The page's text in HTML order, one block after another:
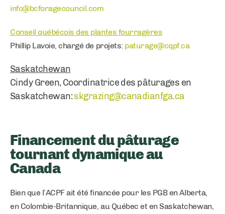
info@bcforagecouncil.com
Conseil québécois des plantes fourragères
Phillip Lavoie, chargé de projets: paturage@cqpf.ca
Saskatchewan
Cindy Green, Coordinatrice des pâturages en
Saskatchewan:skgrazing@canadianfga.ca
Financement du pâturage
tournant dynamique au
Canada
Bien que l’ACPF ait été financée pour les PGB en Alberta,
en Colombie-Britannique, au Québec et en Saskatchewan,